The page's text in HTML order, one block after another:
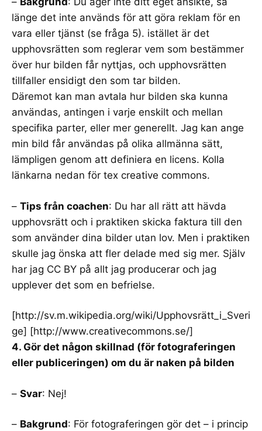
länge det inte används för att göra reklam för en
vara eller tjänst (se fråga 5). istället är det
upphovsrätten som reglerar vem som bestämmer
över hur bilden får nyttjas, och upphovsrätten
tillfaller ensidigt den som tar bilden.
Däremot kan man avtala hur bilden ska kunna
användas, antingen i varje enskilt och mellan
specifika parter, eller mer generellt. Jag kan ange
min bild får användas på olika allmänna sätt,
lämpligen genom att definiera en licens. Kolla
länkarna nedan för tex creative commons.
– Tips från coachen: Du har all rätt att hävda
upphovsrätt och i praktiken skicka faktura till den
som använder dina bilder utan lov. Men i praktiken
skulle jag önska att fler delade med sig mer. Själv
har jag CC BY på allt jag producerar och jag
upplever det som en befrielse.
[http://sv.m.wikipedia.org/wiki/Upphovsrätt_i_Sveri
ge] [http://www.creativecommons.se/]
4. Gör det någon skillnad (för fotograferingen
eller publiceringen) om du är naken på bilden
– Svar: Nej!
– Bakgrund: För fotograferingen gör det – i princip